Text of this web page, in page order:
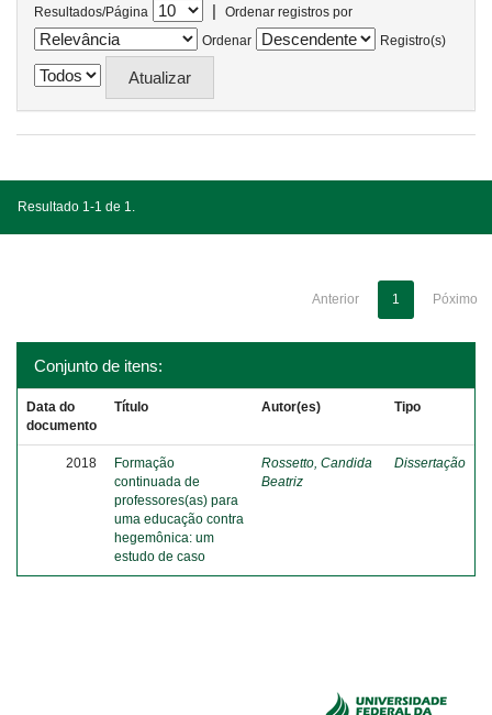
Resultados/Página |
Ordenar registros por
Ordenar
Registro(s)
Resultado 1-1 de 1.
Anterior 1 Póximo
Conjunto de itens:
Data do
documento
Título Autor(es) Tipo
2018
Formação
continuada de
professores(as) para
uma educação contra
hegemônica: um
estudo de caso
Rossetto, Candida
Beatriz
Dissertação